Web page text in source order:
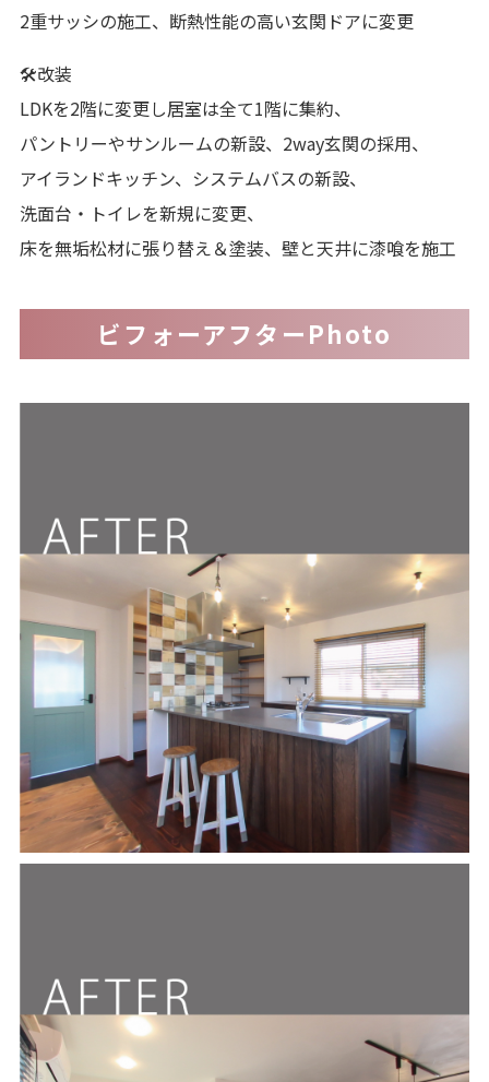
2重サッシの施工、断熱性能の高い玄関ドアに変更
🛠️改装
LDKを2階に変更し居室は全て1階に集約、
パントリーやサンルームの新設、2way玄関の採用、
アイランドキッチン、システムバスの新設、
洗面台・トイレを新規に変更、
床を無垢松材に張り替え＆塗装、壁と天井に漆喰を施工
ビフォーアフターPhoto